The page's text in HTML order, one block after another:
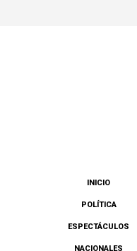
INICIO
POLÍTICA
ESPECTÁCULOS
NACIONALES